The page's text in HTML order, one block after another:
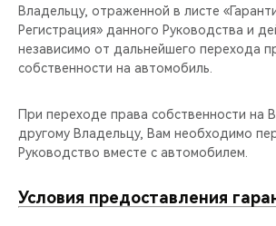
CHERY И СПОРТ
НАШИ МЕРОПРИЯТИЯ
ВИДЕООБЗОРЫ
CHERY ДЛЯ ДЕТЕЙ
Владельцу, отраженной в листе
Регистрация» данного Руководства и
независимо от дальнейшего перехода
собственности на автомобиль.
При переходе права собственности на
другому Владельцу, Вам необходимо
Руководство вместе с автомобилем.
Условия предоставления